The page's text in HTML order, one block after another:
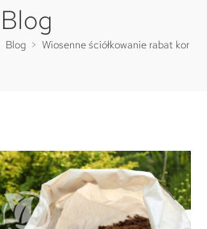
Blog
Blog > Wiosenne ściółkowanie rabat korą